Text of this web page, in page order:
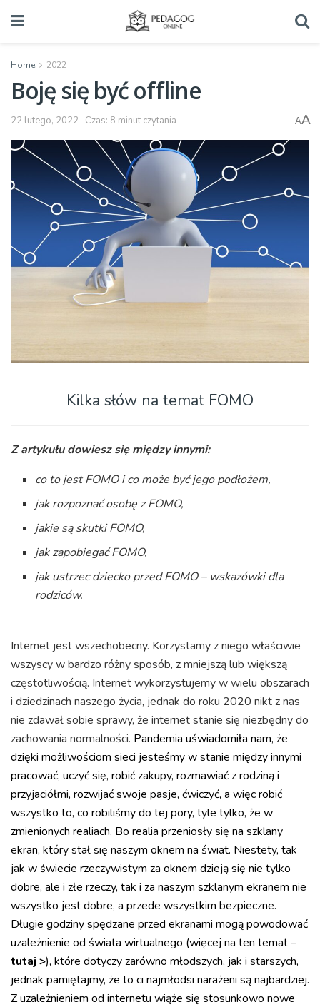
Home 2022
Boję się być offline
22 lutego, 2022 Czas: 8 minut czytania AA
Kilka słów na temat FOMO
Z artykułu dowiesz się między innymi:
co to jest FOMO i co może być jego podłożem,
jak rozpoznać osobę z FOMO,
jakie są skutki FOMO,
jak zapobiegać FOMO,
jak ustrzec dziecko przed FOMO – wskazówki dla
rodziców.
Internet jest wszechobecny. Korzystamy z niego właściwie
wszyscy w bardzo różny sposób, z mniejszą lub większą
częstotliwością. Internet wykorzystujemy w wielu obszarach
i dziedzinach naszego życia, jednak do roku 2020 nikt z nas
nie zdawał sobie sprawy, że internet stanie się niezbędny do
zachowania normalności. Pandemia uświadomiła nam, że
dzięki możliwościom sieci jesteśmy w stanie między innymi
pracować, uczyć się, robić zakupy, rozmawiać z rodziną i
przyjaciółmi, rozwijać swoje pasje, ćwiczyć, a więc robić
wszystko to, co robiliśmy do tej pory, tyle tylko, że w
zmienionych realiach. Bo realia przeniosły się na szklany
ekran, który stał się naszym oknem na świat. Niestety, tak
jak w świecie rzeczywistym za oknem dzieją się nie tylko
dobre, ale i złe rzeczy, tak i za naszym szklanym ekranem nie
wszystko jest dobre, a przede wszystkim bezpieczne.
Długie godziny spędzane przed ekranami mogą powodować
uzależnienie od świata wirtualnego (więcej na ten temat –
tutaj >), które dotyczy zarówno młodszych, jak i starszych,
jednak pamiętajmy, że to ci najmłodsi narażeni są najbardziej.
Z uzależnieniem od internetu wiąże się stosunkowo nowe